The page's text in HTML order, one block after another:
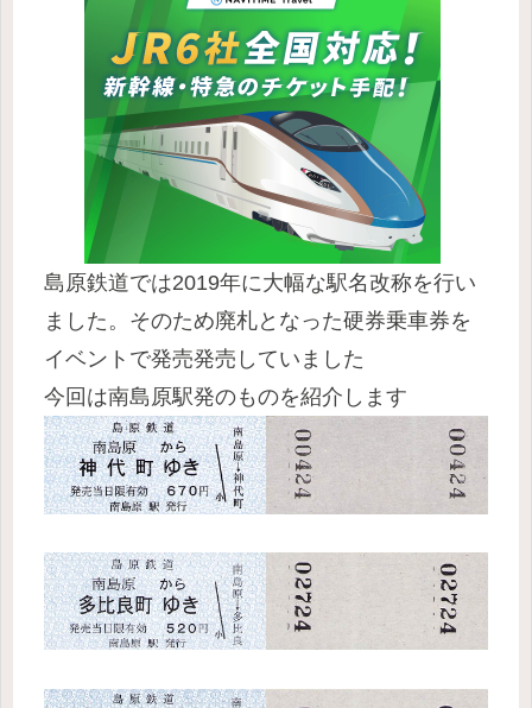
島原鉄道では2019年に大幅な駅名改称を行い
ました。そのため廃札となった硬券乗車券を
イベントで発売発売していました
今回は南島原駅発のものを紹介します